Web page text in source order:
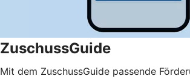
ZuschussGuide
Mit dem ZuschussGuide passende